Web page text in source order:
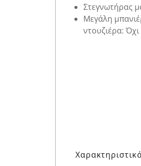
Στεγνωτήρας
Μεγάλη
ντουζιέρα: Όχι